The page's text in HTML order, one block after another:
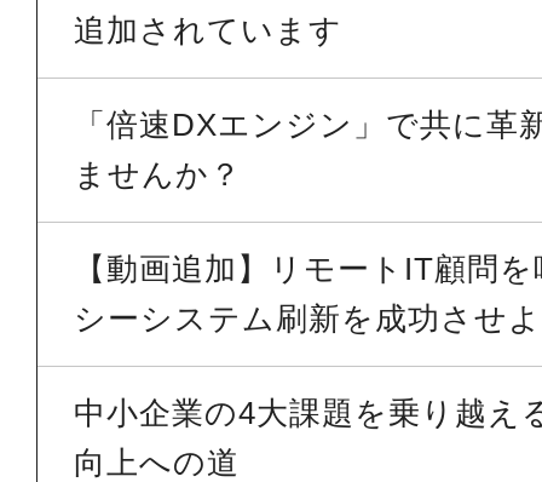
追加されています
「倍速DXエンジン」で共に革
ませんか？
【動画追加】リモートIT顧問
シーシステム刷新を成功させ
中小企業の4大課題を乗り越え
向上への道